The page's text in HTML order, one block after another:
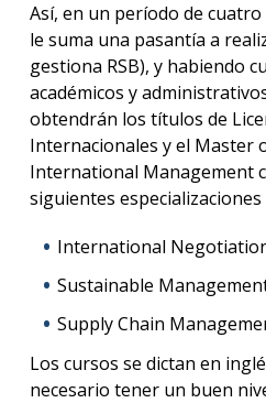
Así, en un período de
le suma una pasantía a
gestiona RSB), y habiendo
académicos y
obtendrán los títulos de
Internacionales y el Master
International Management
siguientes
International
Sustainable
Supply Chain
Los cursos se dictan en
necesario tener un buen